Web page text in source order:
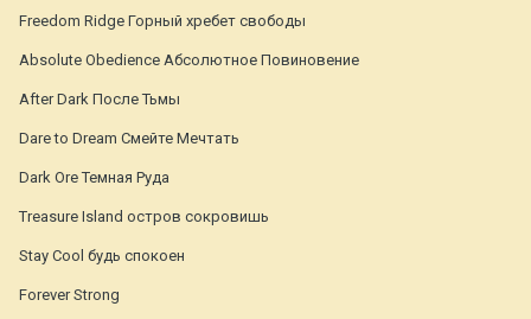
Freedom Ridge Горный хребет свободы
Absolute Obedience Абсолютное Повиновение
After Dark После Тьмы
Dare to Dream Смейте Мечтать
Dark Ore Темная Руда
Treasure Island остров сокровишь
Stay Cool будь спокоен
Forever Strong